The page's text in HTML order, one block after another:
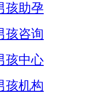
孩助孕
孩咨询
孩中心
孩机构